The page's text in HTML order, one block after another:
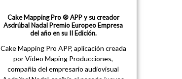
Cake Mapping Pro ® APP y su creador
Asdrúbal Nadal Premio Europeo Empresa
del año en su II Edición.
Cake Mapping Pro APP, aplicación creada
por Video Maping Producciones,
compañía del empresario audiovisual